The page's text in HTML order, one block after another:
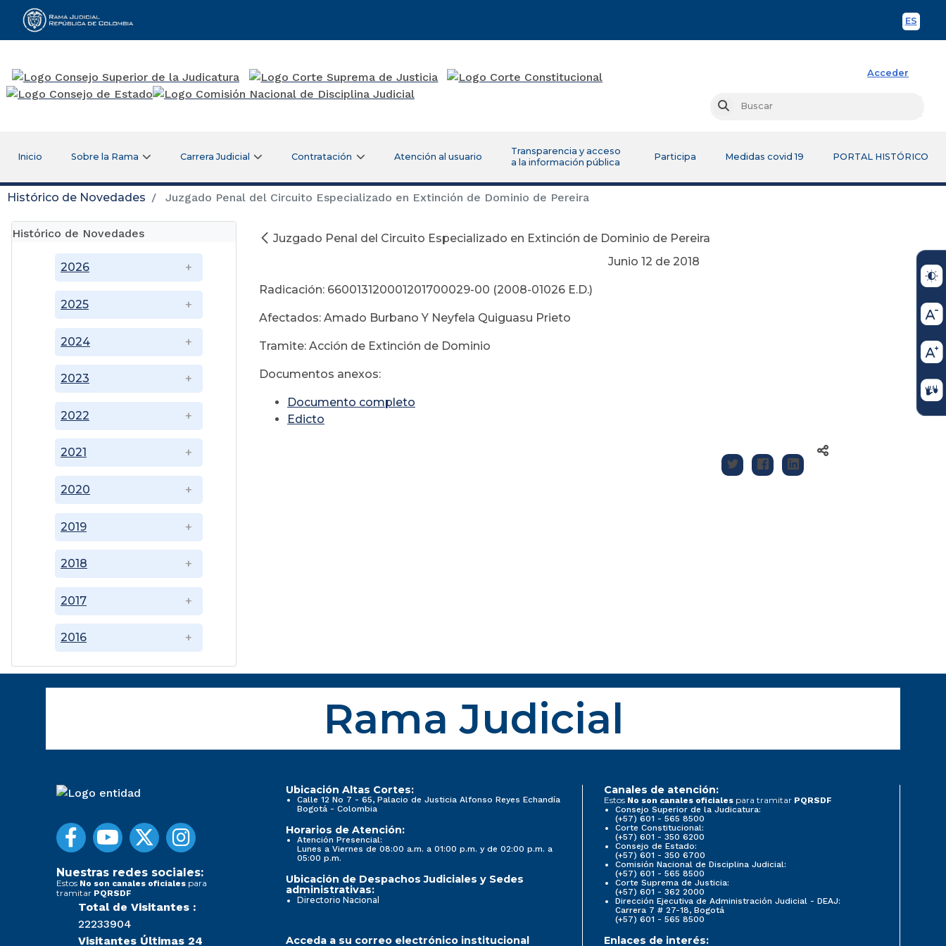
ES
Rama Judicial
Acceder
Buscar
Inicio Sobre la Rama Carrera Judicial Contratación Atención al usuario
Transparencia y acceso
a la información pública
Participa Medidas covid 19 PORTAL HISTÓRICO
Histórico de Novedades Juzgado Penal del Circuito Especializado en Extinción de Dominio de Pereira
Histórico de Novedades
2016
2017
2018
2019
2020
2021
2022
2023
2024
2025
2026
Juzgado Penal del Circuito Especializado en Extinción de Dominio de Pereira
Junio 12 de 2018
Radicación: 660013120001201700029-00 (2008-01026 E.D.)
Afectados: Amado Burbano Y Neyfela Quiguasu Prieto
Tramite: Acción de Extinción de Dominio
Documentos anexos:
Documento completo
Edicto
Rama Judicial
Nuestras redes sociales:
Estos No son canales oficiales para
tramitar PQRSDF
Total de Visitantes :
22233904
Visitantes Últimas 24
Ubicación Altas Cortes:
Calle 12 No 7 - 65, Palacio de Justicia Alfonso Reyes Echandía
Bogotá - Colombia
Horarios de Atención:
Atención Presencial:
Lunes a Viernes de 08:00 a.m. a 01:00 p.m. y de 02:00 p.m. a
05:00 p.m.
Ubicación de Despachos Judiciales y Sedes
administrativas:
Directorio Nacional
Canales de atención:
Estos No son canales oficiales para tramitar PQRSDF
Consejo Superior de la Judicatura:
(+57) 601 - 565 8500
Corte Constitucional:
(+57) 601 - 350 6200
Consejo de Estado:
(+57) 601 - 350 6700
Comisión Nacional de Disciplina Judicial:
(+57) 601 - 565 8500
Corte Suprema de Justicia:
(+57) 601 - 362 2000
Dirección Ejecutiva de Administración Judicial - DEAJ:
Carrera 7 # 27-18, Bogotá
(+57) 601 - 565 8500
Acceda a su correo electrónico institucional Enlaces de interés: